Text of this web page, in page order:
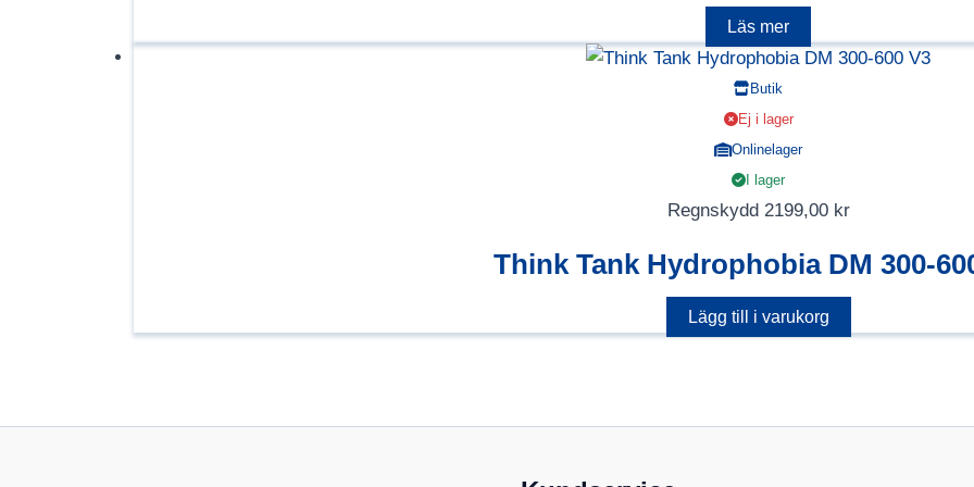
Läs mer
Butik
Ej i lager
Onlinelager
I lager
Regnskydd 2199,00 kr
Think Tank Hydrophobia DM 300-
Lägg till i varukorg